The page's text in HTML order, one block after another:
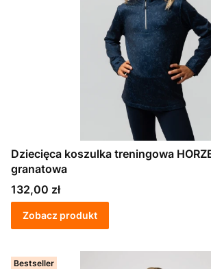
Dziecięca koszulka treningowa
granatowa
Cena
132,00 zł
Zobacz produkt
Bestseller